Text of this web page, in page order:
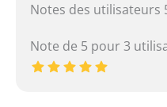
Notes des utilisateurs
Note de 5 pour 3